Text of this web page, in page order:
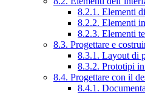
8.2.1. Elementi
8.2.2. Elementi
8.2.3. Elementi
8.3. Progettare e
8.3.1. Layout di
8.3.2. Prototipi
8.4. Progettare con il
8.4.1.